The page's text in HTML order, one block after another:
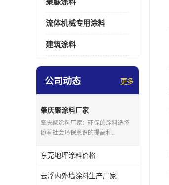
聚脲涂料
流体机械专用涂料
建筑涂料
公司动态 更多
肇庆聚涂料厂家
肇庆聚涂料厂家：环保的涂料选择
随着社会环保意识的提高和..
东莞地坪涂料价格
云浮内外墙涂料生产厂家